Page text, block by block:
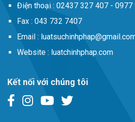
Điện thoại : 02437 327 407 - 0977
Fax : 043 732 7407
Email :
Website : luatchinhphap.com
Kết nối với chúng tôi